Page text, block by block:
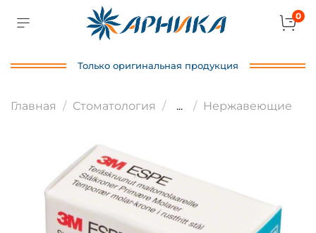
0
Только оригинальная продукция
Главная Стоматология ... Нержавеющие